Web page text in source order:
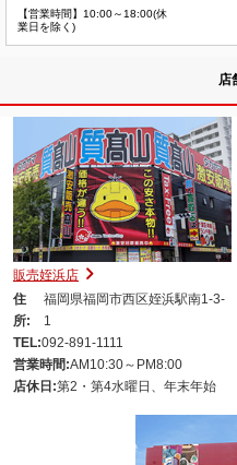
【営業時間】10:00～18:00(休
業日を除く)
店
販売姪浜店
住
所:
福岡県福岡市西区姪浜駅南1-3-
1
TEL:092-891-1111
営業時間:AM10:30～PM8:00
店休日:第2・第4水曜日、年末年始